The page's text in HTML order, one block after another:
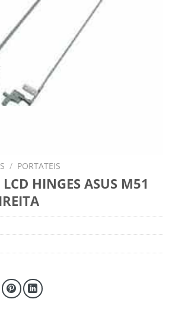
/ PORTATEIS
LCD HINGES ASUS M51